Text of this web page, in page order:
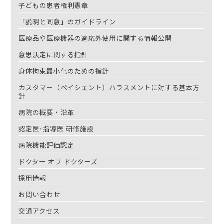
子どもの患者権利憲章
「説明と同意」のガイドライン
医療品や医療機器の適応外使用に関する情報公開
意思決定に関する指針
身体拘束最小化のための指針
カスタマー（ペイシェント）ハラスメントに対する基本方
針
病院の概要・沿革
認定医･指導医 研修施設
病院機能評価認定
ドクター オブ ドクターズ
採用情報
お問い合わせ
交通アクセス